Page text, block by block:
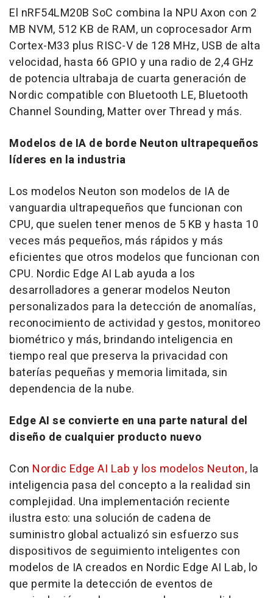
El nRF54LM20B SoC combina la NPU Axon con 2
MB NVM, 512 KB de RAM, un coprocesador Arm
Cortex-M33 plus RISC-V de 128 MHz, USB de alta
velocidad, hasta 66 GPIO y una radio de 2,4 GHz
de potencia ultrabaja de cuarta generación de
Nordic compatible con Bluetooth LE, Bluetooth
Channel Sounding, Matter over Thread y más.
Modelos de IA de borde Neuton ultrapequeños
líderes en la industria
Los modelos Neuton son modelos de IA de
vanguardia ultrapequeños que funcionan con
CPU, que suelen tener menos de 5 KB y hasta 10
veces más pequeños, más rápidos y más
eficientes que otros modelos que funcionan con
CPU. Nordic Edge AI Lab ayuda a los
desarrolladores a generar modelos Neuton
personalizados para la detección de anomalías,
reconocimiento de actividad y gestos, monitoreo
biométrico y más, brindando inteligencia en
tiempo real que preserva la privacidad con
baterías pequeñas y memoria limitada, sin
dependencia de la nube.
Edge AI se convierte en una parte natural del
diseño de cualquier producto nuevo
Con Nordic Edge AI Lab y los modelos Neuton, la
inteligencia pasa del concepto a la realidad sin
complejidad. Una implementación reciente
ilustra esto: una solución de cadena de
suministro global actualizó sin esfuerzo sus
dispositivos de seguimiento inteligentes con
modelos de IA creados en Nordic Edge AI Lab, lo
que permite la detección de eventos de